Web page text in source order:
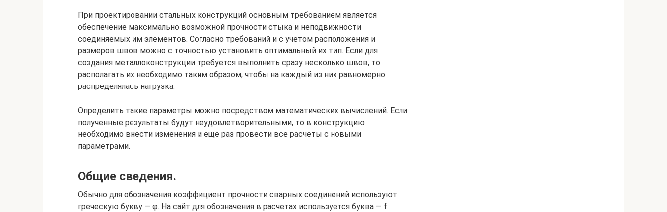
При проектировании стальных конструкций основным требованием является
обеспечение максимально возможной прочности стыка и неподвижности
соединяемых им элементов. Согласно требований и с учетом расположения и
размеров швов можно с точностью установить оптимальный их тип. Если для
создания металлоконструкции требуется выполнить сразу несколько швов, то
располагать их необходимо таким образом, чтобы на каждый из них равномерно
распределялась нагрузка.
Определить такие параметры можно посредством математических вычислений. Если
полученные результаты будут неудовлетворительными, то в конструкцию
необходимо внести изменения и еще раз провести все расчеты с новыми
параметрами.
Общие сведения.
Обычно для обозначения коэффициент прочности сварных соединений используют
греческую букву — φ. На сайт для обозначения в расчетах используется буква — f.